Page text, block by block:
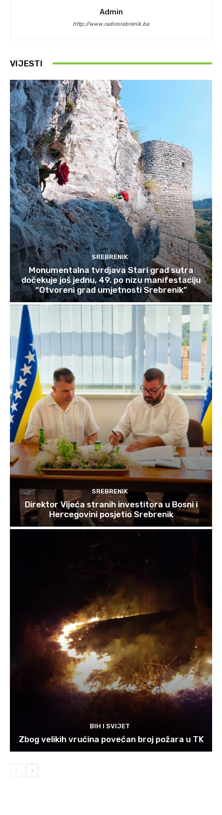
Admin
http://www.radiosrebrenik.ba
VIJESTI
SREBRENIK
Monumentalna tvrdjava Stari grad sutra
dočekuje još jednu, 49. po nizu manifestaciju
“Otvoreni grad umjetnosti Srebrenik”
SREBRENIK
Direktor Vijeća stranih investitora u Bosni i
Hercegovini posjetio Srebrenik
BIH I SVIJET
Zbog velikih vrućina povećan broj požara u TK